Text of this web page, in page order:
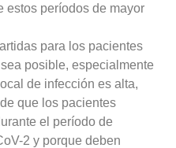
estos períodos de mayor
para los pacientes
posible, especialmente
de infección es alta,
que los pacientes
el período de
2 y porque deben